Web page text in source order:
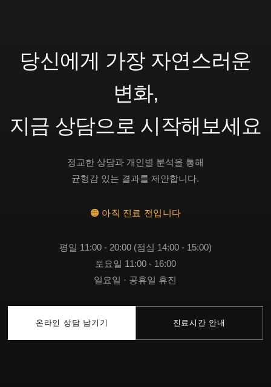
당신에게 가장 자연스러운
변화,
지금 상담으로 시작해보세요
정교한 상담과 개인별 분석을 통해
균형감 있는 결과를 제안합니다.
🟠 아직 진료 전입니다
평일 11:00 - 20:00 (점심 14:00 - 15:00)
토요일 11:00 - 16:00
일요일 · 공휴일 휴진
온라인 상담 남기기 진료시간 안내